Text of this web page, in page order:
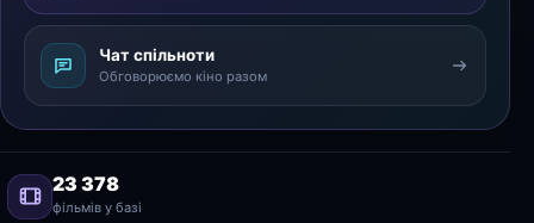
Чат спільноти
Обговорюємо кіно разом
23 378
фільмів у базі